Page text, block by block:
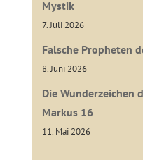
Mystik
7. Juli 2026
Falsche Propheten
8. Juni 2026
Die Wunderzeichen
Markus 16
11. Mai 2026